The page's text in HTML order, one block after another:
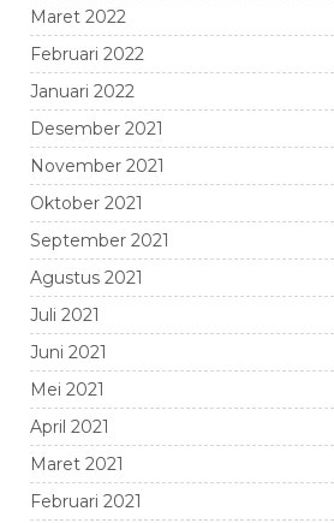
Maret 2022
Februari 2022
Januari 2022
Desember 2021
November 2021
Oktober 2021
September 2021
Agustus 2021
Juli 2021
Juni 2021
Mei 2021
April 2021
Maret 2021
Februari 2021